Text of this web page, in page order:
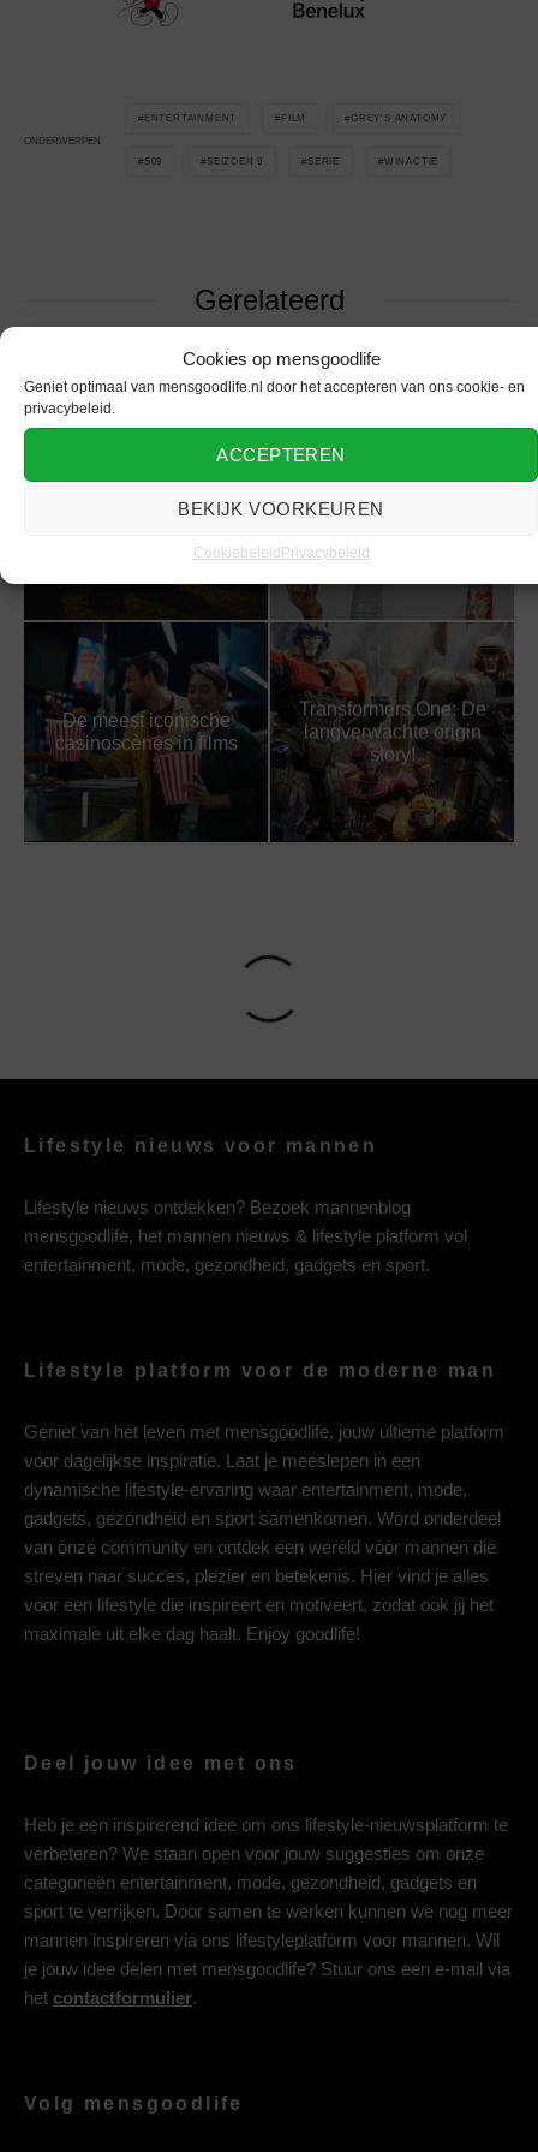
Cookies op mensgoodlife
Geniet optimaal van mensgoodlife.nl door het accepteren van ons cookie- en
privacybeleid.
ACCEPTEREN
BEKIJK VOORKEUREN
Cookiebeleid Privacybeleid
ONDERWERPEN
ENTERTAINMENT FILM GREY'S ANATOMY
S09 SEIZOEN 9 SERIE WINACTIE
Gerelateerd
entertainment room
inrichten: Van 4K-
Filmyzilla: Dé plek
voor echte filmfans
De meest iconische
casinoscènes in films
Transformers One: De
langverwachte origin
story!
Lifestyle nieuws voor mannen
Lifestyle nieuws ontdekken? Bezoek mannenblog
mensgoodlife, het mannen nieuws & lifestyle platform vol
entertainment, mode, gezondheid, gadgets en sport.
Lifestyle platform voor de moderne man
Geniet van het leven met mensgoodlife, jouw ultieme platform
voor dagelijkse inspiratie. Laat je meeslepen in een
dynamische lifestyle-ervaring waar entertainment, mode,
gadgets, gezondheid en sport samenkomen. Word onderdeel
van onze community en ontdek een wereld voor mannen die
streven naar succes, plezier en betekenis. Hier vind je alles
voor een lifestyle die inspireert en motiveert, zodat ook jij het
maximale uit elke dag haalt. Enjoy goodlife!
Deel jouw idee met ons
Heb je een inspirerend idee om ons lifestyle-nieuwsplatform te
verbeteren? We staan open voor jouw suggesties om onze
categorieën entertainment, mode, gezondheid, gadgets en
sport te verrijken. Door samen te werken kunnen we nog meer
mannen inspireren via ons lifestyleplatform voor mannen. Wil
je jouw idee delen met mensgoodlife? Stuur ons een e-mail via
het contactformulier.
Volg mensgoodlife